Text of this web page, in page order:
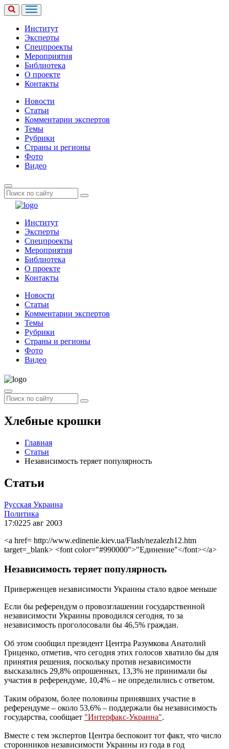
Институт
Эксперты
Спецпроекты
Мероприятия
Библиотека
О проекте
Контакты
Новости
Статьи
Комментарии экспертов
Темы
Рубрики
Страны и регионы
Фото
Видео
Институт
Эксперты
Спецпроекты
Мероприятия
Библиотека
О проекте
Контакты
Новости
Статьи
Комментарии экспертов
Темы
Рубрики
Страны и регионы
Фото
Видео
Хлебные крошки
Главная
Статьи
Независимость теряет популярность
Статьи
Русская Украина
Политика
17:0225 авг 2003
<a href= http://www.edinenie.kiev.ua/Flash/nezalezh12.htm
target=_blank> <font color="#990000">"Единение"</font></a>
Независимость теряет популярность
Приверженцев независимости Украины стало вдвое меньше
Если бы референдум о провозглашении государственной
независимости Украины проводился сегодня, то за
независимость проголосовали бы 46,5% граждан.
Об этом сообщил президент Центра Разумкова Анатолий
Гриценко, отметив, что сегодня этих голосов хватило бы для
принятия решения, поскольку против независимости
высказались 29,8% опрошенных, 13,3% не принимали бы
участия в референдуме, 10,4% – не определились с ответом.
Таким образом, более половины принявших участие в
референдуме – около 53,6% – поддержали бы независимость
государства, сообщает "Интерфакс-Украина".
Вместе с тем экспертов Центра беспокоит тот факт, что число
сторонников независимости Украины из года в год